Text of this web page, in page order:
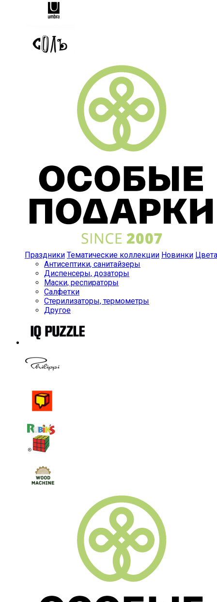
Праздники Тематические коллекции Новинки Цвета
Антисептики, санитайзеры
Диспенсеры, дозаторы
Маски, респираторы
Салфетки
Стерилизаторы, термометры
Другое